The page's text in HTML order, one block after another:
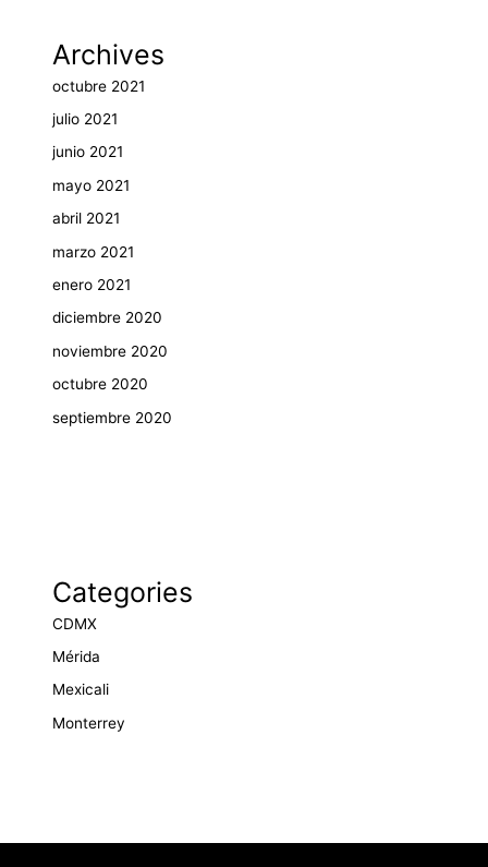
Archives
octubre 2021
julio 2021
junio 2021
mayo 2021
abril 2021
marzo 2021
enero 2021
diciembre 2020
noviembre 2020
octubre 2020
septiembre 2020
Categories
CDMX
Mérida
Mexicali
Monterrey